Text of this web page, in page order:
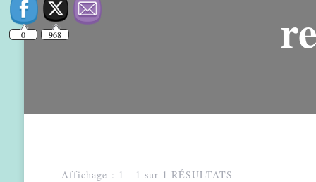
Affichage : 1 - 1 sur 1 RÉSULTATS